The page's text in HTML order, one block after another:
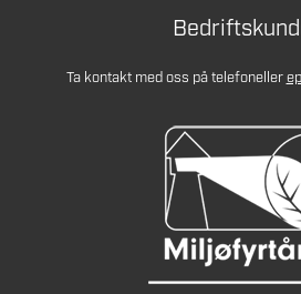
Ta kontakt med oss på telefoneller